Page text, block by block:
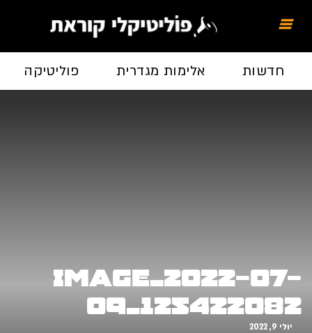
חדשות אלימות מגדרית פוליטיקה
image_2022-07-
09_125422082
יולי 9, 2022